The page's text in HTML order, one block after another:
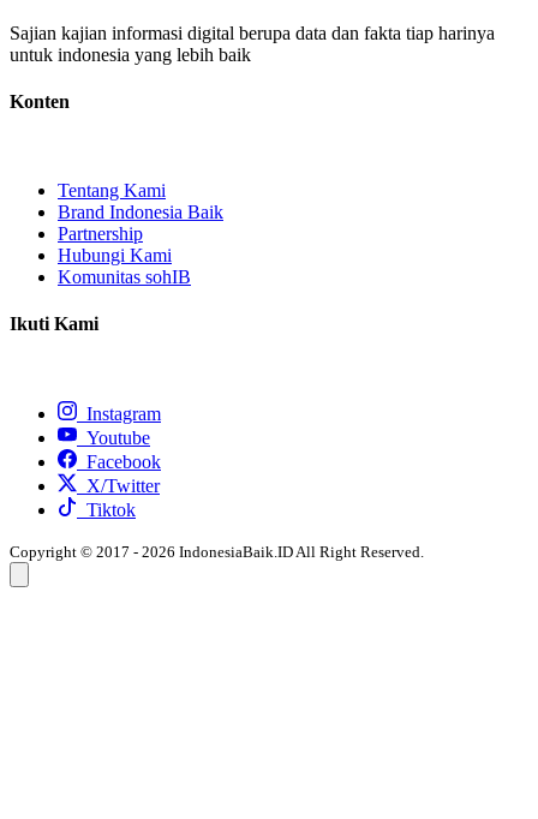
Sajian kajian informasi digital berupa data dan fakta tiap harinya
untuk indonesia yang lebih baik
Konten
Tentang Kami
Brand Indonesia Baik
Partnership
Hubungi Kami
Komunitas sohIB
Ikuti Kami
Instagram
Youtube
Facebook
X/Twitter
Tiktok
Copyright © 2017 - 2026 IndonesiaBaik.ID All Right Reserved.